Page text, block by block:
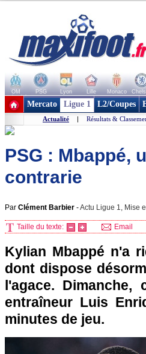
OM PSG Lyon Lille Monaco
+ de clubs
Mercato Ligue 1 L2/Coupes
Actualité | Résultats &
PSG : Mbappé,
contrarie
Par Clément Barbier -Actu Ligue 1, Mise
Taille du texte: Email
Kylian Mbappé n'a
dont dispose
l'agace.
entraîneur Luis
minutes de jeu.